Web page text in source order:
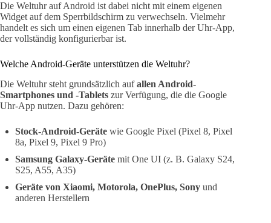
Die Weltuhr auf Android ist dabei nicht mit einem eigenen
Widget auf dem Sperrbildschirm zu verwechseln. Vielmehr
handelt es sich um einen eigenen Tab innerhalb der Uhr-App,
der vollständig konfigurierbar ist.
Welche Android-Geräte unterstützen die Weltuhr?
Die Weltuhr steht grundsätzlich aufallen Android-
Smartphones und -Tablets zur Verfügung, die die Google
Uhr-App nutzen. Dazu gehören:
Stock-Android-Geräte wie Google Pixel (Pixel 8, Pixel
8a, Pixel 9, Pixel 9 Pro)
Samsung Galaxy-Geräte mit One UI (z. B. Galaxy S24,
S25, A55, A35)
Geräte von Xiaomi, Motorola, OnePlus, Sony und
anderen Herstellern